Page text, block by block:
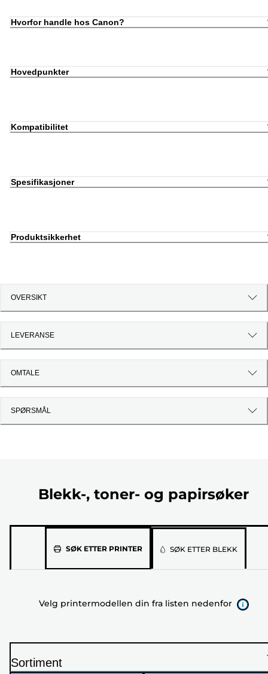
Hvorfor handle hos Canon?
Hovedpunkter
Kompatibilitet
Spesifikasjoner
Produktsikkerhet
OVERSIKT
LEVERANSE
OMTALE
SPØRSMÅL
Blekk-, toner- og papirsøker
SØK ETTER PRINTERVelg
listen
SØK ETTER BLEKK
Velg printermodellen din fra listen nedenfor
Sortiment